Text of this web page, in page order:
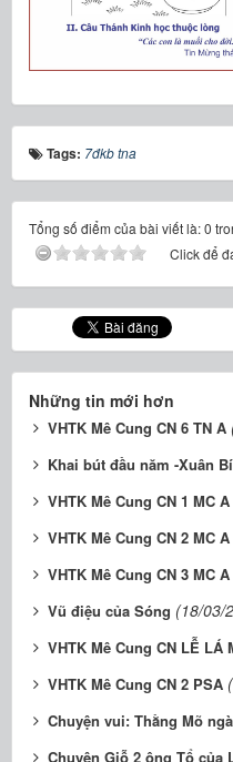
Tags: 7đkb tna
Tổng số điểm của bài viết là: 0
Click để
Những tin mới hơn
VHTK Mê Cung CN 6 TN A
Khai bút đầu năm -Xuân
VHTK Mê Cung CN 1 MC A
VHTK Mê Cung CN 2 MC A
VHTK Mê Cung CN 3 MC A
Vũ điệu của Sóng (18/03/
VHTK Mê Cung CN LỄ LÁ
VHTK Mê Cung CN 2 PSA
Chuyện vui: Thằng Mõ
Chuyện Giỗ 2 ông Tổ của